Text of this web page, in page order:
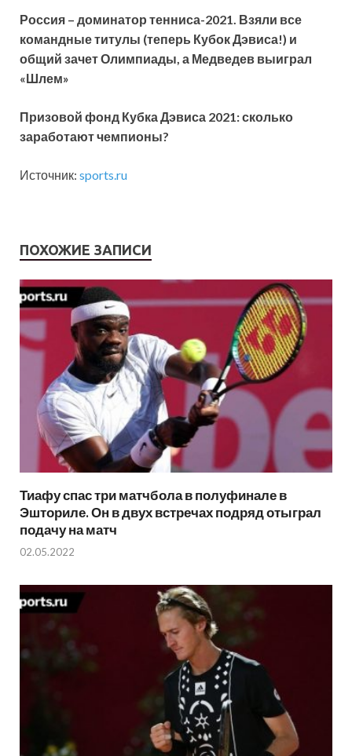
Россия – доминатор тенниса-2021. Взяли все
командные титулы (теперь Кубок Дэвиса!) и
общий зачет Олимпиады, а Медведев выиграл
«Шлем»
Призовой фонд Кубка Дэвиса 2021: сколько
заработают чемпионы?
Источник: sports.ru
ПОХОЖИЕ ЗАПИСИ
Тиафу спас три матчбола в полуфинале в
Эшториле. Он в двух встречах подряд отыграл
подачу на матч
02.05.2022